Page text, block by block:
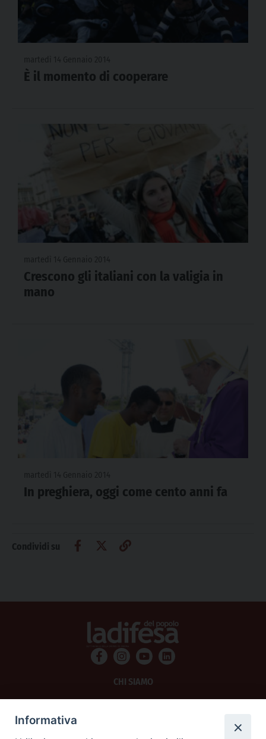
È il momento di cooperare
Crescono gli italiani con la valigia in
mano
In preghiera, oggi come cento anni fa
Condividi su
CHI SIAMO
Informativa